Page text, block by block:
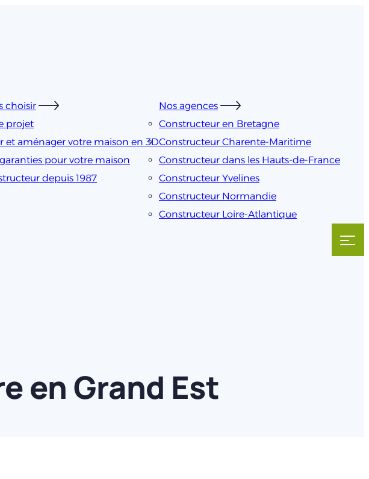
choisir
projet
et aménager votre maison en 3D
pour votre maison
depuis 1987
Nos agences
Constructeur en Bretagne
Constructeur Charente-Maritime
Constructeur dans les Hauts-de-France
Constructeur Yvelines
Constructeur Normandie
Constructeur Loire-Atlantique
en Grand Est